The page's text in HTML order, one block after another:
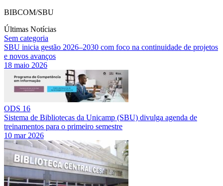
BIBCOM/SBU
Últimas Notícias
Sem categoria
SBU inicia gestão 2026–2030 com foco na continuidade de projetos
e novos avanços
18 maio 2026
ODS 16
Sistema de Bibliotecas da Unicamp (SBU) divulga agenda de
treinamentos para o primeiro semestre
10 mar 2026